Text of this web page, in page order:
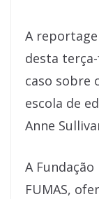
A
desta
caso sobre
escola de
Anne
A Fundação
FUMAS,